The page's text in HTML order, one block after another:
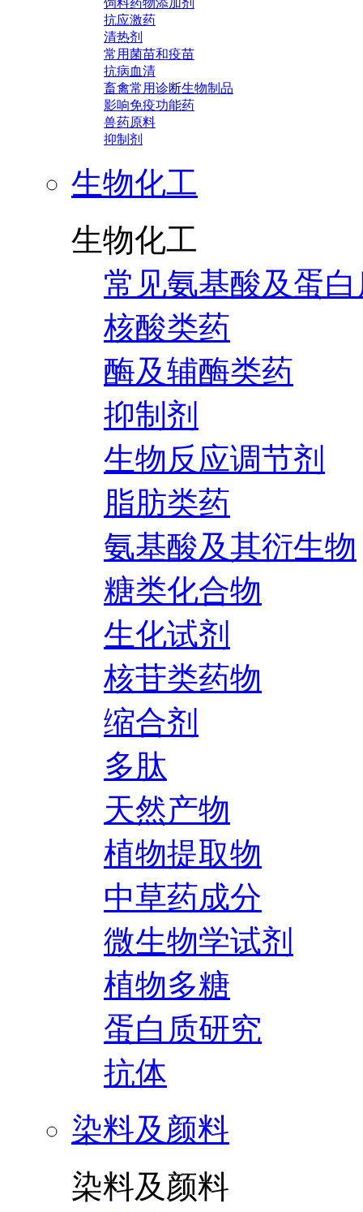
饲料药物添加剂
抗应激药
清热剂
常用菌苗和疫苗
抗病血清
畜禽常用诊断生物制品
影响免疫功能药
兽药原料
抑制剂
生物化工
生物化工
常见氨基酸及蛋
核酸类药
酶及辅酶类药
抑制剂
生物反应调节剂
脂肪类药
氨基酸及其衍生物
糖类化合物
生化试剂
核苷类药物
缩合剂
多肽
天然产物
植物提取物
中草药成分
微生物学试剂
植物多糖
蛋白质研究
抗体
染料及颜料
染料及颜料